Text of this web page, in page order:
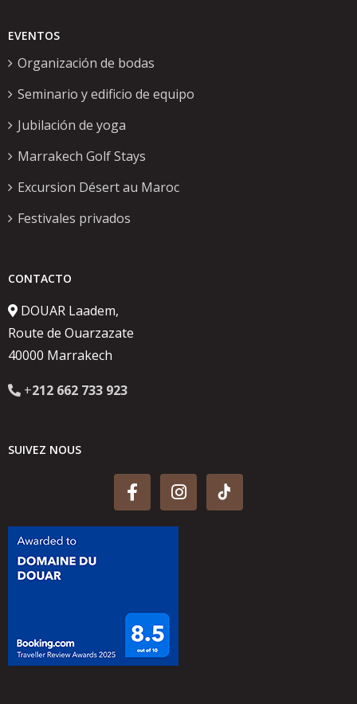
EVENTOS
Organización de bodas
Seminario y edificio de equipo
Jubilación de yoga
Marrakech Golf Stays
Excursion Désert au Maroc
Festivales privados
CONTACTO
DOUAR Laadem,
Route de Ouarzazate
40000 Marrakech
+212 662 733 923
SUIVEZ NOUS